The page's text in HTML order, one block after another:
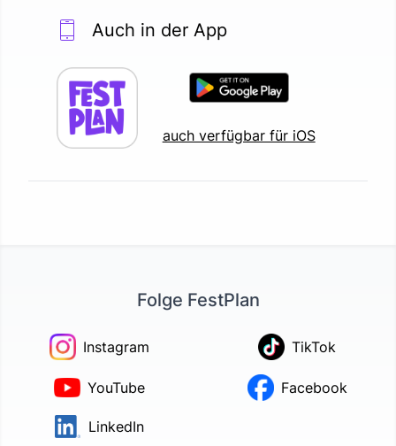
Auch in der App
auch verfügbar für iOS
Folge FestPlan
Instagram TikTok
YouTube Facebook
LinkedIn